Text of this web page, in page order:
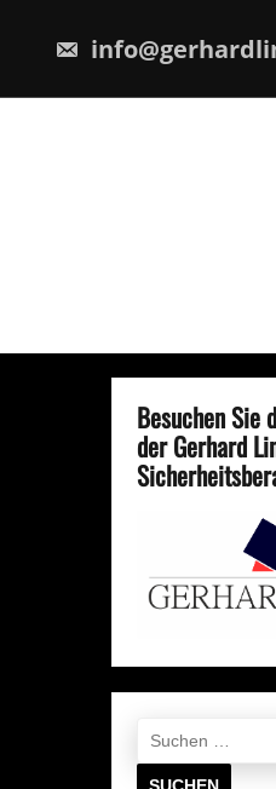
Besuchen Sie
der Gerhard
nach: